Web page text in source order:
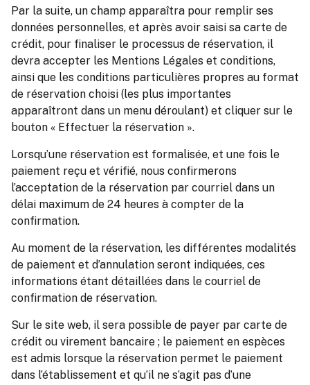
Par la suite, un champ apparaîtra pour remplir ses
données personnelles, et après avoir saisi sa carte de
crédit, pour finaliser le processus de réservation, il
devra accepter les Mentions Légales et conditions,
ainsi que les conditions particulières propres au format
de réservation choisi (les plus importantes
apparaîtront dans un menu déroulant) et cliquer sur le
bouton « Effectuer la réservation ».
Lorsqu’une réservation est formalisée, et une fois le
paiement reçu et vérifié, nous confirmerons
l’acceptation de la réservation par courriel dans un
délai maximum de 24 heures à compter de la
confirmation.
Au moment de la réservation, les différentes modalités
de paiement et d’annulation seront indiquées, ces
informations étant détaillées dans le courriel de
confirmation de réservation.
Sur le site web, il sera possible de payer par carte de
crédit ou virement bancaire ; le paiement en espèces
est admis lorsque la réservation permet le paiement
dans l’établissement et qu’il ne s’agit pas d’une